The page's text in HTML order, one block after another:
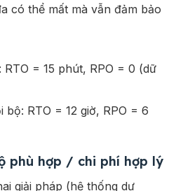
có thể mất mà vẫn đảm bảo
= 15 phút, RPO = 0 (dữ
RTO = 12 giờ, RPO = 6
phù hợp / chi phí hợp lý
giải pháp (hệ thống dự